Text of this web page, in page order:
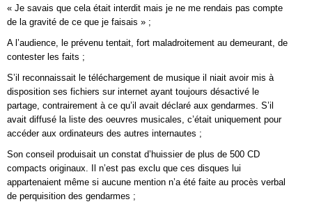
« Je savais que cela était interdit mais je ne me rendais pas compte
de la gravité de ce que je faisais » ;
A l’audience, le prévenu tentait, fort maladroitement au demeurant, de
contester les faits ;
S’il reconnaissait le téléchargement de musique il niait avoir mis à
disposition ses fichiers sur internet ayant toujours désactivé le
partage, contrairement à ce qu’il avait déclaré aux gendarmes. S’il
avait diffusé la liste des oeuvres musicales, c’était uniquement pour
accéder aux ordinateurs des autres internautes ;
Son conseil produisait un constat d’huissier de plus de 500 CD
compacts originaux. Il n’est pas exclu que ces disques lui
appartenaient même si aucune mention n’a été faite au procès verbal
de perquisition des gendarmes ;